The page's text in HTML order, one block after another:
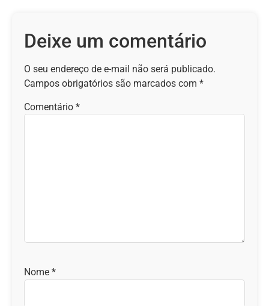
Deixe um comentário
O seu endereço de e-mail não será publicado.
Campos obrigatórios são marcados com *
Comentário *
Nome *